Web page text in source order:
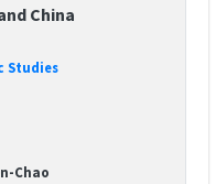
China
Studies
Chao